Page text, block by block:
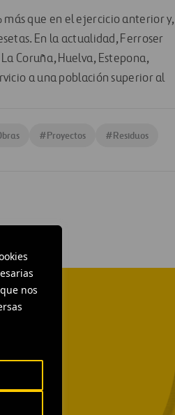
nos
que en el ejercicio anterior y,
En la actualidad, Ferroser
Coruña, Huelva, Estepona,
a una población superior al
#Proyectos #Residuos